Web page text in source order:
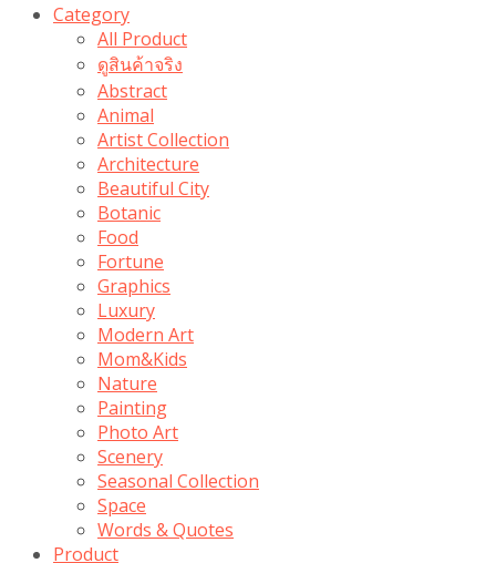
Category
All Product
ดูสินค้าจริง
Abstract
Animal
Artist Collection
Architecture
Beautiful City
Botanic
Food
Fortune
Graphics
Luxury
Modern Art
Mom&Kids
Nature
Painting
Photo Art
Scenery
Seasonal Collection
Space
Words & Quotes
Product